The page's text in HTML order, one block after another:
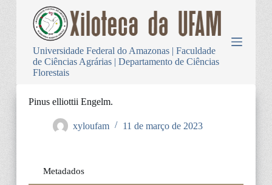
Universidade Federal do Amazonas | Faculdade
de Ciências Agrárias | Departamento de Ciências
Florestais
Pinus elliottii Engelm.
xyloufam 11 de março de 2023
Metadados